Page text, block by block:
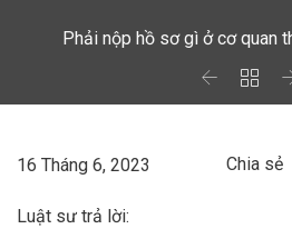
Phải nộp hồ sơ gì ở cơ quan
 
16 Tháng 6, 2023 Chia sẻ
Luật sư trả lời: